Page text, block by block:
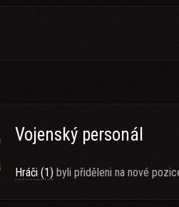
Vojenský personál
Hráči (1) byli přiděleni na nové